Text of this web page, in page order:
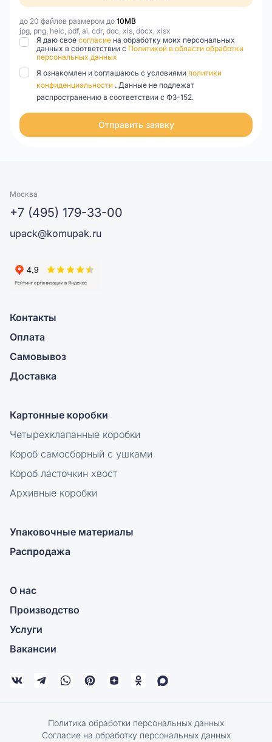
до 20 файлов размером до 10MB
jpg, png, heic, pdf, ai, cdr, doc, xls, docx, xlsx
Я даю свое согласие на обработку моих персональных
данных в соответствии с Политикой в области обработки
персональных данных
Я ознакомлен и соглашаюсь с условиями политики
конфиденциальности . Данные не подлежат
распространению в соответствии с ФЗ-152.
Отправить заявку
Москва
+7 (495) 179-33-00
upack@komupak.ru
Контакты
Оплата
Самовывоз
Доставка
Картонные коробки
Четырехклапанные коробки
Короб самосборный с ушками
Короб ласточкин хвост
Архивные коробки
Упаковочные материалы
Распродажа
О нас
Производство
Услуги
Вакансии
Политика обработки персональных данных
Согласие на обработку персональных данных